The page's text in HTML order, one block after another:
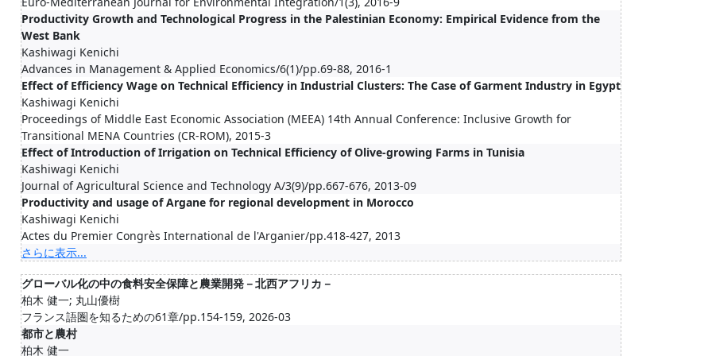
Productivity Growth and Technological Progress in the Palestinian Economy: Empirical Evidence from the
West Bank
Kashiwagi Kenichi
Advances in Management & Applied Economics/6(1)/pp.69-88, 2016-1
Effect of Efficiency Wage on Technical Efficiency in Industrial Clusters: The Case of Garment Industry in Egypt
Kashiwagi Kenichi
Proceedings of Middle East Economic Association (MEEA) 14th Annual Conference: Inclusive Growth for
Transitional MENA Countries (CR-ROM), 2015-3
Effect of Introduction of Irrigation on Technical Efficiency of Olive-growing Farms in Tunisia
Kashiwagi Kenichi
Journal of Agricultural Science and Technology A/3(9)/pp.667-676, 2013-09
Productivity and usage of Argane for regional development in Morocco
Kashiwagi Kenichi
Actes du Premier Congrès International de l'Arganier/pp.418-427, 2013
さらに表示...
グローバル化の中の食料安全保障と農業開発－北西アフリカ－
柏木 健一; 丸山優樹
フランス語圏を知るための61章/pp.154-159, 2026-03
都市と農村
柏木 健一